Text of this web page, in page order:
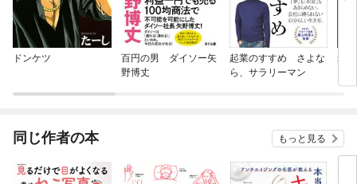
ドンケツ
百円の男 ダイソー矢
野博丈
起業のすすめ さよな
ら、サラリーマン
米
同じ作者の本 もっと見る